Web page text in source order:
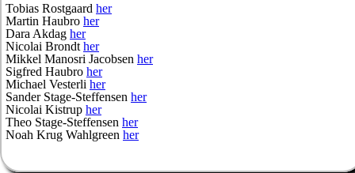
Tobias Rostgaard her
Martin Haubro her
Dara Akdag her
Nicolai Brondt her
Mikkel Manosri Jacobsen her
Sigfred Haubro her
Michael Vesterli her
Sander Stage-Steffensen her
Nicolai Kistrup her
Theo Stage-Steffensen her
Noah Krug Wahlgreen her